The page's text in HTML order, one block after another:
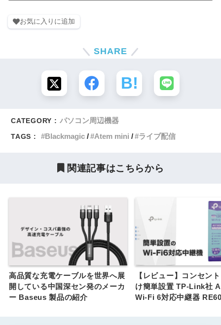
お気に入りに追加
SHARE
CATEGORY : パソコン周辺機器
TAGS : Blackmagic Atem mini ライブ配信
関連記事はこちらから
高品質な充電ケーブルを世界へ展
開している中国深セン発のメーカ
ー Baseus 製品の紹介
【レビュー】コンセン
け簡単設置 TP-Link社
Wi-Fi 6対応中継器